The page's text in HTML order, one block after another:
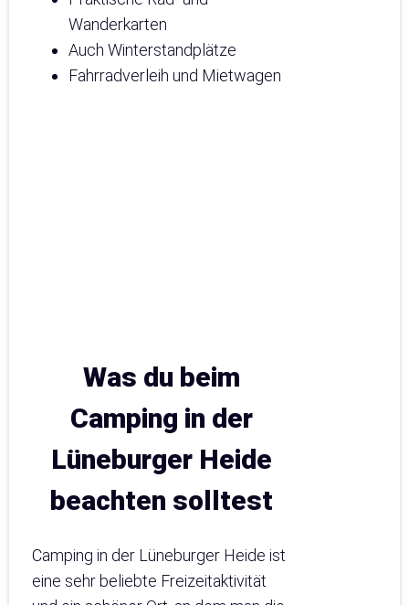
Wanderkarten
Auch Winterstandplätze
Fahrradverleih und Mietwagen
Was du beim
Camping in der
Lüneburger Heide
beachten solltest
Camping in der Lüneburger Heide ist
eine sehr beliebte Freizeitaktivität